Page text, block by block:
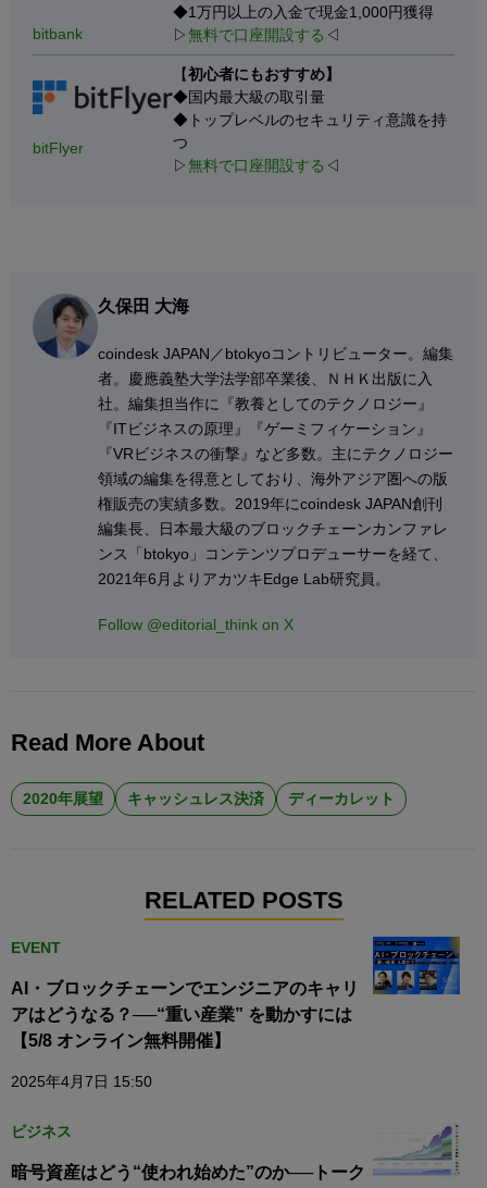
bitbank
◆1万円以上の入金で現金1,000円獲得
▷無料で口座開設する ◁
bitFlyer
【初心者にもおすすめ】
◆国内最大級の取引量
◆トップレベルのセキュリティ意識を持
つ
▷無料で口座開設する ◁
久保田 大海
coindesk JAPAN／btokyoコントリビューター。編集
者。慶應義塾大学法学部卒業後、ＮＨＫ出版に入
社。編集担当作に『教養としてのテクノロジー』
『ITビジネスの原理』『ゲーミフィケーション』
『VRビジネスの衝撃』など多数。主にテクノロジー
領域の編集を得意としており、海外アジア圏への版
権販売の実績多数。2019年にcoindesk JAPAN創刊
編集長、日本最大級のブロックチェーンカンファレ
ンス「btokyo」コンテンツプロデューサーを経て、
2021年6月よりアカツキEdge Lab研究員。
Follow @editorial_think on X
Read More About
2020年展望 キャッシュレス決済 ディーカレット
RELATED POSTS
EVENT
AI・ブロックチェーンでエンジニアのキャリ
アはどうなる？──“重い産業” を動かすには
【5/8 オンライン無料開催】
2025年4月7日 15:50
ビジネス
暗号資産はどう“使われ始めた”のか──トーク